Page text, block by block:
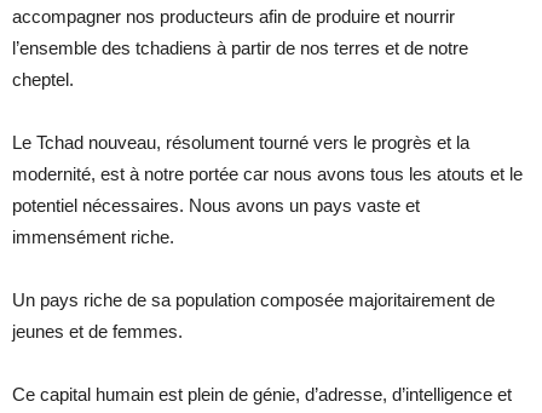
accompagner nos producteurs afin de produire et nourrir
l’ensemble des tchadiens à partir de nos terres et de notre
cheptel.
Le Tchad nouveau, résolument tourné vers le progrès et la
modernité, est à notre portée car nous avons tous les atouts et le
potentiel nécessaires. Nous avons un pays vaste et
immensément riche.
Un pays riche de sa population composée majoritairement de
jeunes et de femmes.
Ce capital humain est plein de génie, d’adresse, d’intelligence et